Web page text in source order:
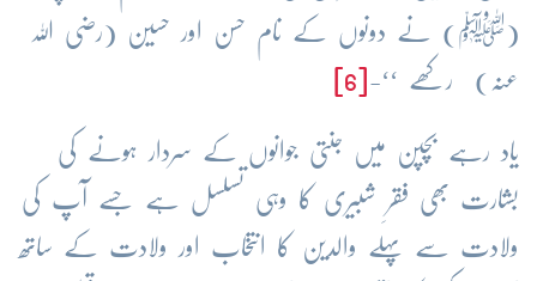
(ﷺ) نے دونوں کے نام حسن اور حسین (رضی اللہ
عنہ) رکھے ‘‘-
یاد رہے بچپن میں جنتی جوانوں کے سردار ہونے کی
بشارت بھی فقرِ شبیری کا وہی تسلسل ہے جسے آپ کی
ولادت سے پہلے والدین کا انتخاب اور ولادت کے ساتھ